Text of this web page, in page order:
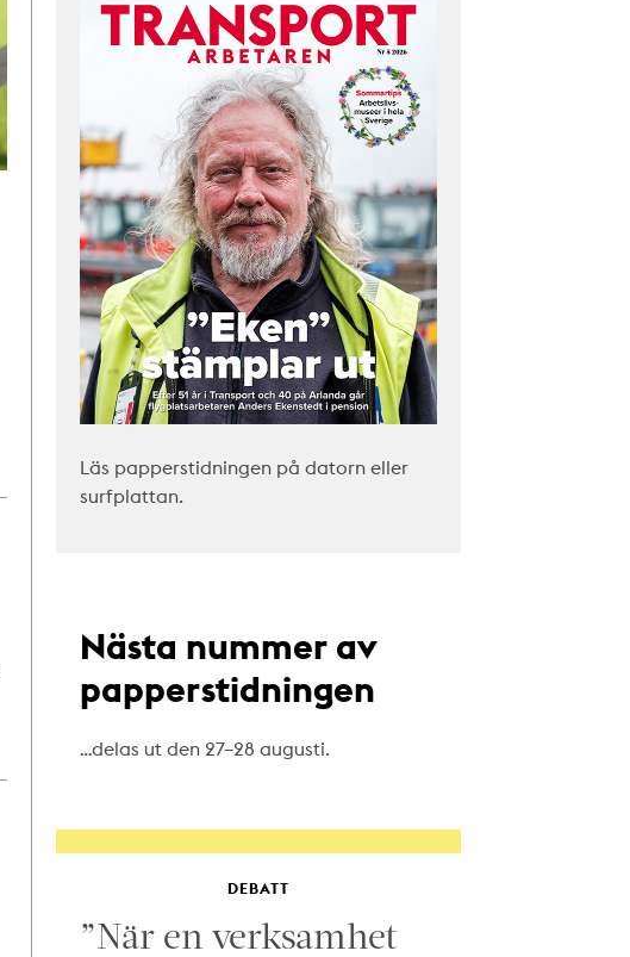
Läs papperstidningen på datorn eller
surfplattan.
Nästa nummer av
papperstidningen
…delas ut den 27–28 augusti.
DEBATT
”När en verksamhet